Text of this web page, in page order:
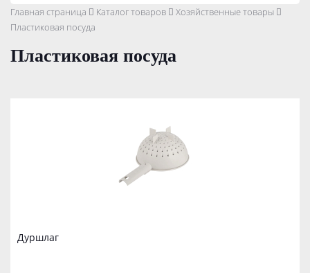
Главная страница Каталог товаров
Хозяйственные товары
Пластиковая посуда
Пластиковая посуда
Дуршлаг